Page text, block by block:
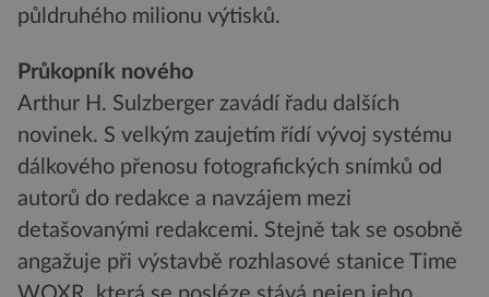
půldruhého milionu výtisků.
Průkopník nového
Arthur H. Sulzberger zavádí řadu dalších
novinek. S velkým zaujetím řídí vývoj systému
dálkového přenosu fotografických snímků od
autorů do redakce a navzájem mezi
detašovanými redakcemi. Stejně tak se osobně
angažuje při výstavbě rozhlasové stanice Time